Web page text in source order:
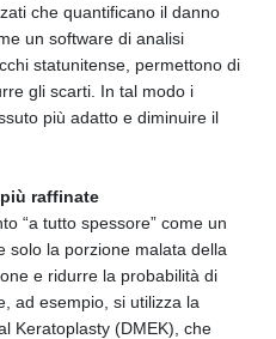
che quantificano il danno
un software di analisi
statunitense, permettono di
gli scarti. In tal modo i
più adatto e diminuire il
raffinate
“a tutto spessore” come un
solo la porzione malata della
e ridurre la probabilità di
ad esempio, si utilizza la
Keratoplasty (DMEK), che